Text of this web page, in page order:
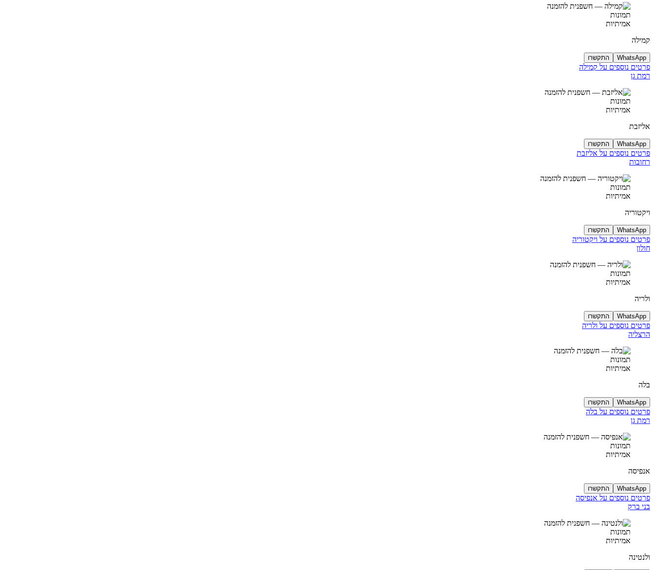
תמונות
אמיתיות
קמילה
WhatsApp התקשרו
פרטים נוספים על קמילה
רמת גן
תמונות
אמיתיות
אליזבת
WhatsApp התקשרו
פרטים נוספים על אליזבת
רחובות
תמונות
אמיתיות
ויקטוריה
WhatsApp התקשרו
פרטים נוספים על ויקטוריה
חולון
תמונות
אמיתיות
ולריה
WhatsApp התקשרו
פרטים נוספים על ולריה
הרצליה
תמונות
אמיתיות
בלה
WhatsApp התקשרו
פרטים נוספים על בלה
רמת גן
תמונות
אמיתיות
אנפיסה
WhatsApp התקשרו
פרטים נוספים על אנפיסה
בני ברק
תמונות
אמיתיות
ולנטינה